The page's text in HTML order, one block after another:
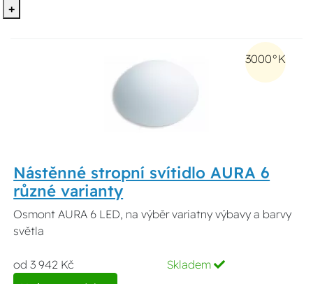
+
3000°K
Nástěnné stropní svítidlo AURA 6
různé varianty
Osmont AURA 6 LED, na výběr variatny výbavy a barvy
světla
od 3 942 Kč Skladem